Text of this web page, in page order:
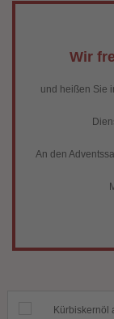
Wir
und heißen Sie
An den